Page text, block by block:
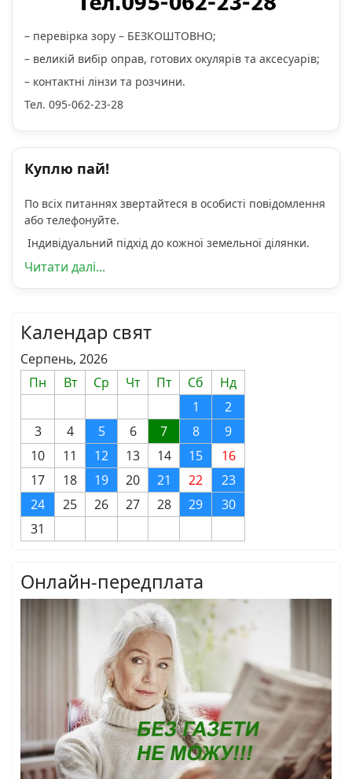
– перевірка зору – БЕЗКОШТОВНО;
– великій вибір оправ, готових окулярів та аксесуарів;
– контактні лінзи та розчини.
Тел. 095-062-23-28
Куплю пай!
По всіх питаннях звертайтеся в особисті повідомлення
або телефонуйте.
Індивідуальний підхід до кожної земельної ділянки.
Читати далі...
Календар свят
Серпень, 2026
Пн
Вт Ср Чт Пт Сб
Нд
1
2
3
4 5 6 7 8
9
10
11 12 13 14 15
16
17
18 19 20 21 22
23
24
25 26 27 28 29
30
31
Онлайн-передплата